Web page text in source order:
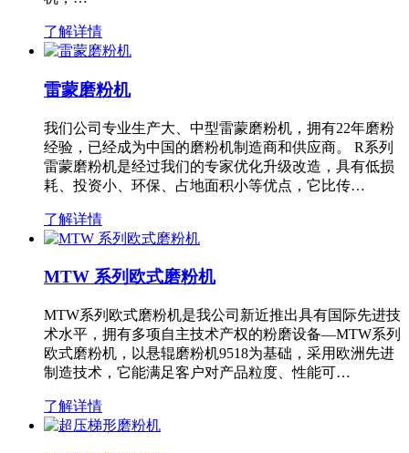
了解详情
雷蒙磨粉机
我们公司专业生产大、中型雷蒙磨粉机，拥有22年磨粉
经验，已经成为中国的磨粉机制造商和供应商。 R系列
雷蒙磨粉机是经过我们的专家优化升级改造，具有低损
耗、投资小、环保、占地面积小等优点，它比传…
了解详情
MTW 系列欧式磨粉机
MTW系列欧式磨粉机是我公司新近推出具有国际先进技
术水平，拥有多项自主技术产权的粉磨设备—MTW系列
欧式磨粉机，以悬辊磨粉机9518为基础，采用欧洲先进
制造技术，它能满足客户对产品粒度、性能可…
了解详情